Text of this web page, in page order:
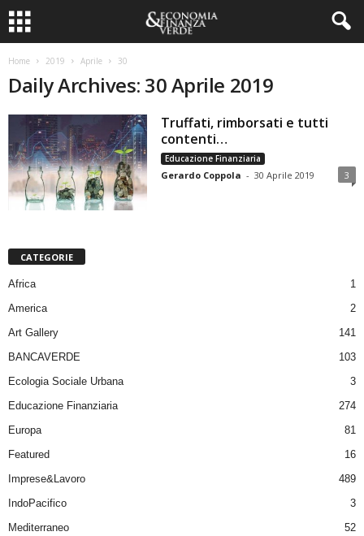
Home 2019 Aprile 30
Daily Archives: 30 Aprile 2019
Truffati, rimborsati e tutti
contenti…
Educazione Finanziaria
Gerardo Coppola - 30 Aprile 2019 3
CATEGORIE
Africa
1
America
2
Art Gallery
141
BANCAVERDE
103
Ecologia Sociale Urbana
3
Educazione Finanziaria
274
Europa
81
Featured
16
Imprese&Lavoro
489
IndoPacifico
3
Mediterraneo
52